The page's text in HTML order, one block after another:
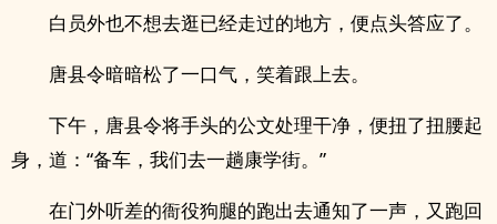
白员外也不想去逛已经走过的地方，便点头答应了。
唐县令暗暗松了一口气，笑着跟上去。
下午，唐县令将手头的公文处理干净，便扭了扭腰起
身，道：“备车，我们去一趟康学街。”
在门外听差的衙役狗腿的跑出去通知了一声，又跑回